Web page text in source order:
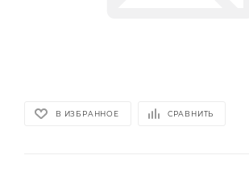
В ИЗБРАННОЕ СРАВНИТЬ